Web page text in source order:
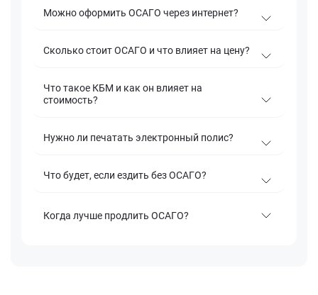
Можно оформить ОСАГО через интернет?
Сколько стоит ОСАГО и что влияет на цену?
Что такое КБМ и как он влияет на
стоимость?
Нужно ли печатать электронный полис?
Что будет, если ездить без ОСАГО?
Когда лучше продлить ОСАГО?